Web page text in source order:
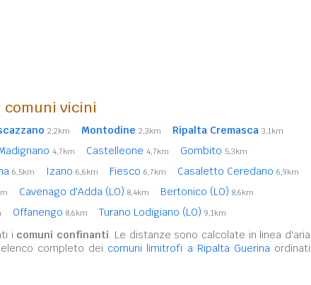
comuni vicini
2,2km Montodine 2,3km Ripalta Cremasca 3,1km
4,7km Castelleone 4,7km Gombito 5,3km
6,5km Izano 6,6km Fiesco 6,7km Casaletto Ceredano 6,9km
Cavenago d'Adda (LO) 8,4km Bertonico (LO) 8,6km
Offanengo 8,6km Turano Lodigiano (LO) 9,1km
i comuni confinanti. Le distanze sono calcolate in linea d'aria
completo dei comuni limitrofi a Ripalta Guerinaordinati